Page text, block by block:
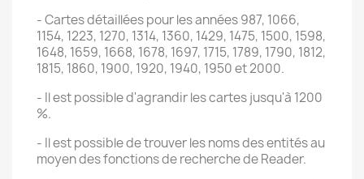
- Cartes détaillées pour les années 987, 1066,
1154, 1223, 1270, 1314, 1360, 1429, 1475, 1500, 1598,
1648, 1659, 1668, 1678, 1697, 1715, 1789, 1790, 1812,
1815, 1860, 1900, 1920, 1940, 1950 et 2000.
- Il est possible d'agrandir les cartes jusqu'à 1200
%.
- Il est possible de trouver les noms des entités au
moyen des fonctions de recherche de Reader.